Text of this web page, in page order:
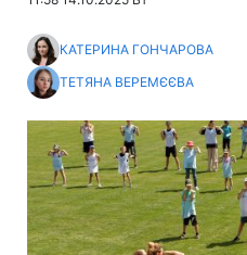
КАТЕРИНА ГОНЧАРОВА
ТЕТЯНА ВЕРЕМЄЄВА